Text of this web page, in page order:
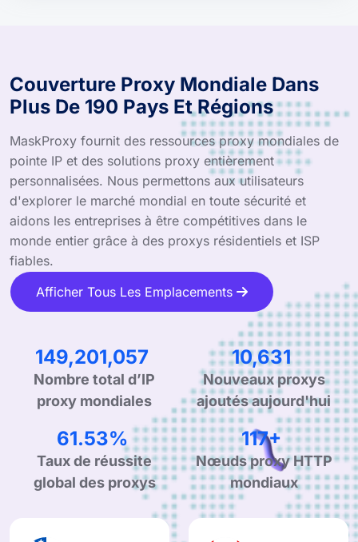
Couverture Proxy Mondiale Dans
Plus De 190 Pays Et Régions
MaskProxy fournit des ressources proxy mondiales de
pointe IP et des solutions proxy entièrement
personnalisées. Nous permettons aux utilisateurs
d'explorer le marché mondial en toute sécurité et
aidons les entreprises à être compétitives dans le
monde entier grâce à des proxys résidentiels et ISP
fiables.
Afficher Tous Les Emplacements
239,326,190
Nombre total d’IP
proxy mondiales
17,052
Nouveaux proxys
ajoutés aujourd'hui
98.98%
Taux de réussite
global des proxys
188+
Nœuds proxy HTTP
mondiaux